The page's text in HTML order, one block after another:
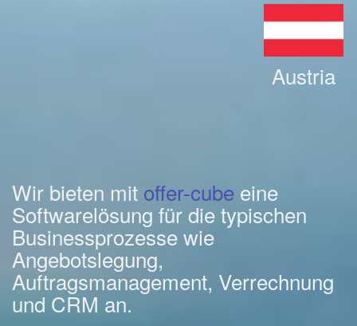
Austria
Wir bieten mit offer-cube eine
Softwarelösung für die typischen
Businessprozesse wie
Angebotslegung,
Auftragsmanagement, Verrechnung
und CRM an.